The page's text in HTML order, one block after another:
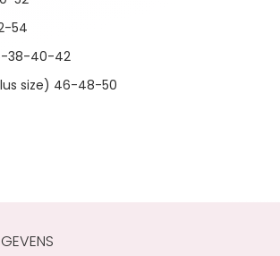
54
38-40-42
size) 46-48-50